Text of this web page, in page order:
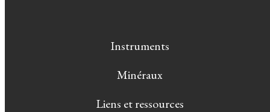
Instruments
Minéraux
Liens et ressources